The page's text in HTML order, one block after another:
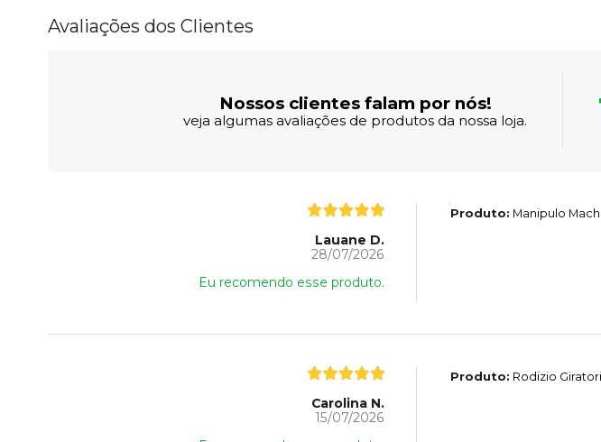
Avaliações dos Clientes
Nossos clientes falam por nós!
veja algumas avaliações de produtos da nossa loja.
Lauane D.
28/07/2026
Eu recomendo esse produto.
Produto: Manipulo
Carolina N.
15/07/2026
Produto: Rodizio